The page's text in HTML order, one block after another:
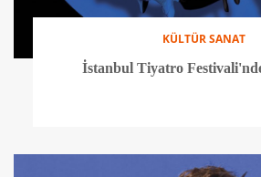
KÜLTÜR SANAT
İstanbul Tiyatro